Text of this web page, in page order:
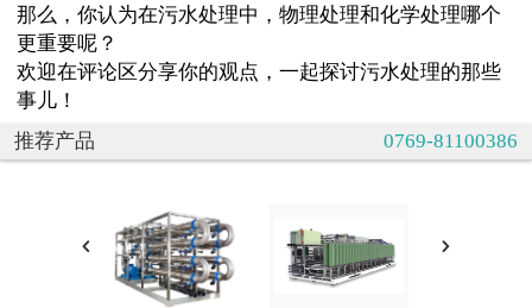
那么，你认为在污水处理中，物理处理和化学处理哪个
更重要呢？
欢迎在评论区分享你的观点，一起探讨污水处理的那些
事儿！
推荐产品
0769-81100386